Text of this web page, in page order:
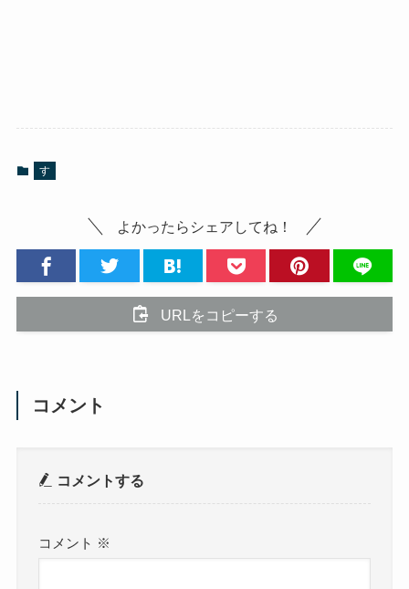
す
よかったらシェアしてね！
URLをコピーする
コメント
コメントする
コメント ※